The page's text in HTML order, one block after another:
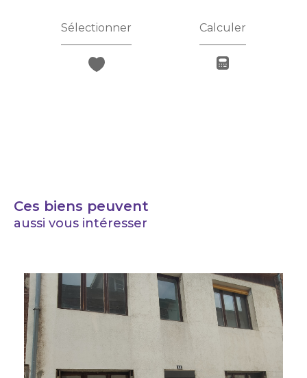
Sélectionner Calculer
Ces biens peuvent
aussi vous intéresser